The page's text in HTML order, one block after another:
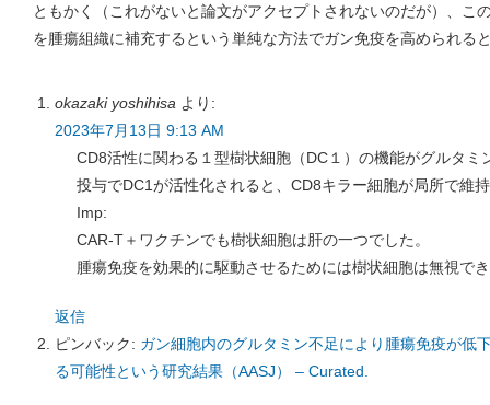
ともかく（これがないと論文がアクセプトされないのだが）、こ
を腫瘍組織に補充するという単純な方法でガン免疫を高められる
okazaki yoshihisa より:
2023年7月13日 9:13 AM
CD8活性に関わる１型樹状細胞（DC１）の機能がグルタミ
投与でDC1が活性化されると、CD8キラー細胞が局所で維
Imp:
CAR-T＋ワクチンでも樹状細胞は肝の一つでした。
腫瘍免疫を効果的に駆動させるためには樹状細胞は無視で
返信
ピンバック: ガン細胞内のグルタミン不足により腫瘍免疫が低
る可能性という研究結果（AASJ） – Curated.